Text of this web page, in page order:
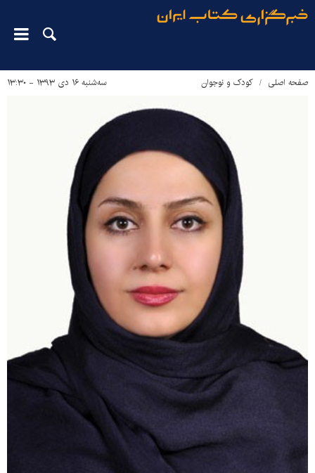
صفحه اصلی کودک و نوجوان سه‌شنبه ۱۶ دی ۱۳۹۳ - ۱۳:۳۰